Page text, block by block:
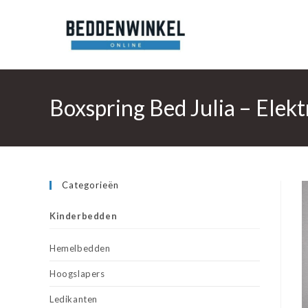
Boxspring Bed Julia –
Categorieën
Kinderbedden
Hemelbedden
Hoogslapers
Ledikanten